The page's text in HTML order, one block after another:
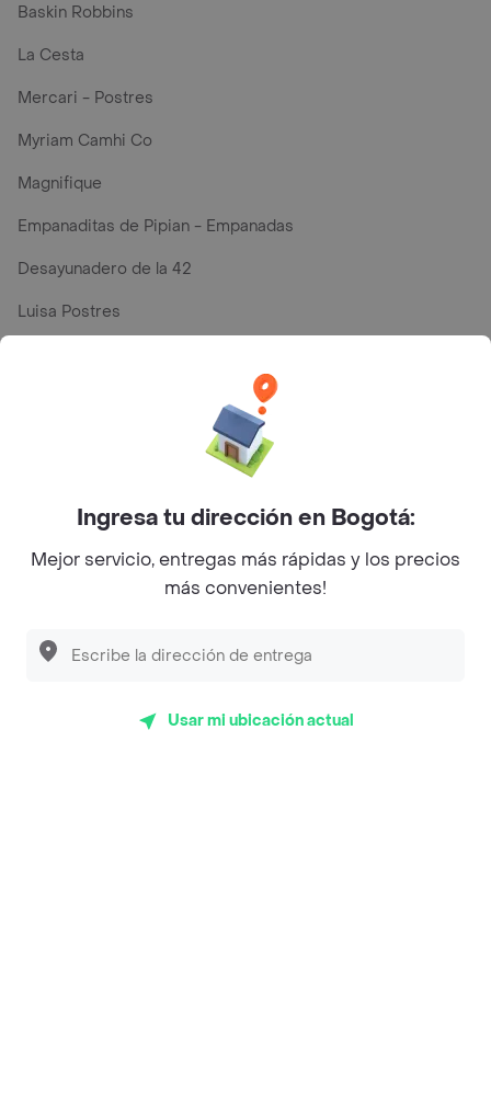
Baskin Robbins
La Cesta
Mercari - Postres
Myriam Camhi Co
Magnifique
Empanaditas de Pipian - Empanadas
Desayunadero de la 42
Luisa Postres
En los mas de 33 opiniones de clientes de Rappi fueron
realizadas pidiendo a domicilio de Domino's - Pizza en
máximo de 5.
Top Marcas y Cadenas de Restaurantes
Encuéntranos en estos países
Ingresa tu dirección en Bogotá:
Mejor servicio, entregas más rápidas y los precios
más convenientes!
Usar mi ubicación actual